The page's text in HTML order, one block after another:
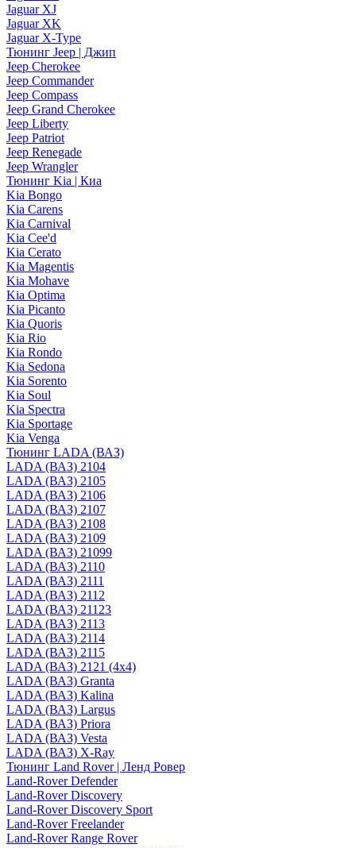
Jaguar XJ
Jaguar XK
Jaguar X-Type
Тюнинг Jeep | Джип
Jeep Cherokee
Jeep Commander
Jeep Compass
Jeep Grand Cherokee
Jeep Liberty
Jeep Patriot
Jeep Renegade
Jeep Wrangler
Тюнинг Kia | Киа
Kia Bongo
Kia Carens
Kia Carnival
Kia Cee'd
Kia Cerato
Kia Magentis
Kia Mohave
Kia Optima
Kia Picanto
Kia Quoris
Kia Rio
Kia Rondo
Kia Sedona
Kia Sorento
Kia Soul
Kia Spectra
Kia Sportage
Kia Venga
Тюнинг LADA (ВАЗ)
LADA (ВАЗ) 2104
LADA (ВАЗ) 2105
LADA (ВАЗ) 2106
LADA (ВАЗ) 2107
LADA (ВАЗ) 2108
LADA (ВАЗ) 2109
LADA (ВАЗ) 21099
LADA (ВАЗ) 2110
LADA (ВАЗ) 2111
LADA (ВАЗ) 2112
LADA (ВАЗ) 21123
LADA (ВАЗ) 2113
LADA (ВАЗ) 2114
LADA (ВАЗ) 2115
LADA (ВАЗ) 2121 (4x4)
LADA (ВАЗ) Granta
LADA (ВАЗ) Kalina
LADA (ВАЗ) Largus
LADA (ВАЗ) Priora
LADA (ВАЗ) Vesta
LADA (ВАЗ) X-Ray
Тюнинг Land Rover | Ленд Ровер
Land-Rover Defender
Land-Rover Discovery
Land-Rover Discovery Sport
Land-Rover Freelander
Land-Rover Range Rover